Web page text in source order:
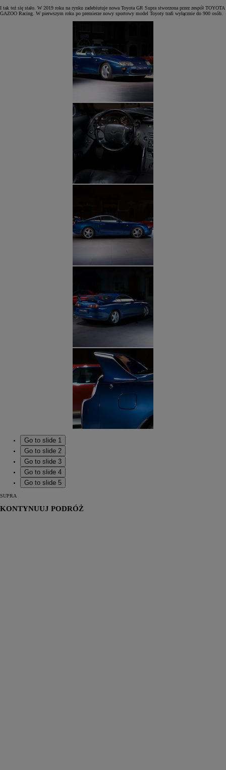
I tak też się stało. W 2019 roku na rynku zadebiutuje nowa Toyota GR Supra stworzona przez zespół TOYOTA
GAZOO Racing. W pierwszym roku po premierze nowy sportowy model Toyoty trafi wyłącznie do 900 osób.
Go to slide 1
Go to slide 2
Go to slide 3
Go to slide 4
Go to slide 5
SUPRA
KONTYNUUJ PODRÓŻ